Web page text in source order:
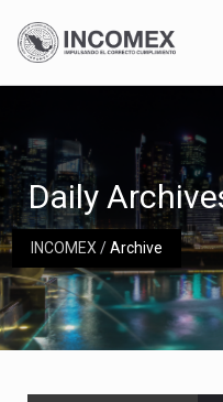
INCOMEX/Archive
Daily